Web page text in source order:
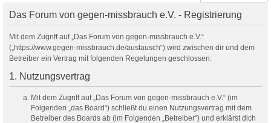
Das Forum von gegen-missbrauch e.V. - Registrierung
Mit dem Zugriff auf „Das Forum von gegen-missbrauch e.V.“
(„https://www.gegen-missbrauch.de/austausch“) wird zwischen dir und dem
Betreiber ein Vertrag mit folgenden Regelungen geschlossen:
1. Nutzungsvertrag
Mit dem Zugriff auf „Das Forum von gegen-missbrauch e.V.“ (im
Folgenden „das Board“) schließt du einen Nutzungsvertrag mit dem
Betreiber des Boards ab (im Folgenden „Betreiber“) und erklärst dich